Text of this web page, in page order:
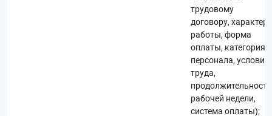
трудовому
договору, характер
работы, форма
оплаты, категория
персонала, условия
труда,
продолжительность
рабочей недели,
система оплаты);